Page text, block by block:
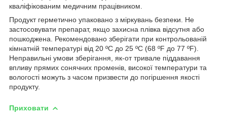
кваліфікованим медичним працівником.
Продукт герметично упаковано з міркувань безпеки. Не
застосовувати препарат, якщо захисна плівка відсутня або
пошкоджена. Рекомендовано зберігати при контрольованій
кімнатній температурі від 20 ºC до 25 ºC (68 ºF до 77 ºF).
Неправильні умови зберігання, як-от тривале піддавання
впливу прямих сонячних променів, високої температури та
вологості можуть з часом призвести до погіршення якості
продукту.
Приховати